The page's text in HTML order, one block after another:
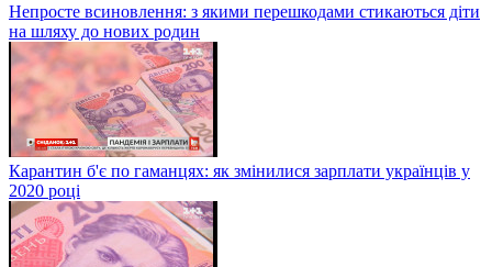
Непросте всиновлення: з якими перешкодами стикаються діти
на шляху до нових родин
Карантин б'є по гаманцях: як змінилися зарплати українців у
2020 році